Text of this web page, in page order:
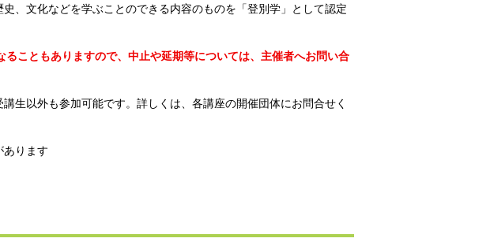
、文化などを学ぶことのできる内容のものを「登別学」として認定
こともありますので、中止や延期等については、主催者へお問い合
生以外も参加可能です。詳しくは、各講座の開催団体にお問合せく
あります